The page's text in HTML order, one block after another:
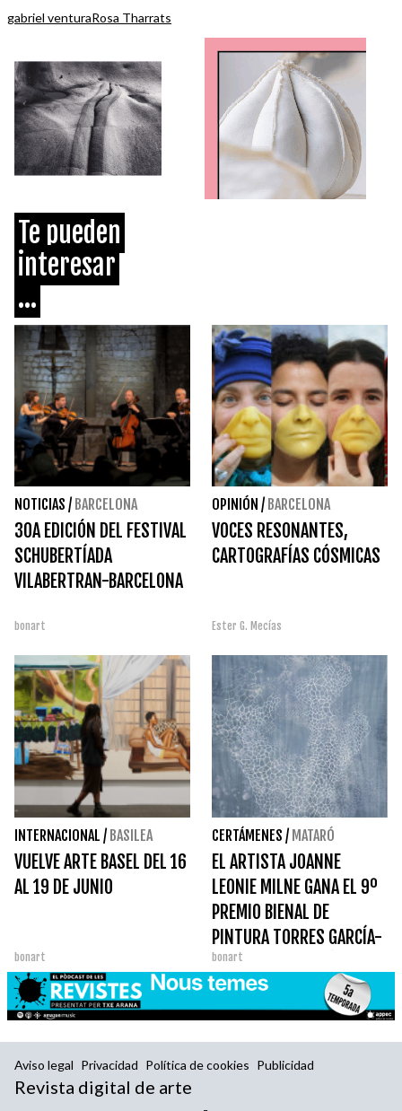
gabriel venturaRosa Tharrats
Te pueden
interesar
...
NOTICIAS / BARCELONA
30A EDICIÓN DEL FESTIVAL
SCHUBERTÍADA
VILABERTRAN-BARCELONA
bonart
OPINIÓN / BARCELONA
VOCES RESONANTES,
CARTOGRAFÍAS CÓSMICAS
Ester G. Mecías
INTERNACIONAL / BASILEA
VUELVE ARTE BASEL DEL 16
AL 19 DE JUNIO
bonart
CERTÁMENES / MATARÓ
EL ARTISTA JOANNE
LEONIE MILNE GANA EL 9º
PREMIO BIENAL DE
PINTURA TORRES GARCÍA-
CIUDAD DE MATARÓ 2022
bonart
Aviso legal Privacidad Política de cookies Publicidad
Revista digital de arte